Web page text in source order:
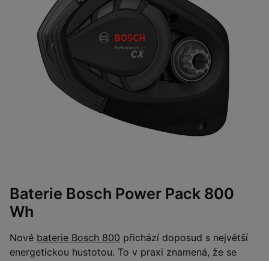
Baterie Bosch Power Pack 800
Wh
Nové baterie Bosch 800 přichází doposud s největší
energetickou hustotou. To v praxi znamená, že se